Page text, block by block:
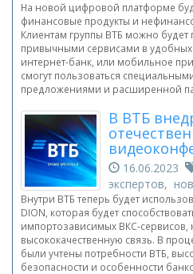
На новой цифровой платформе
финансовые продукты и
Клиентам группы ВТБ можно будет
привычными сервисами в удобных
интернет-банк, или мобильное
смогут пользоваться
предложениями и расширенной
В ВТБ
16.06.2023
экспертов,
Внутри ВТБ теперь будет
DION, которая будет
импортозависимых ВКС-сервисов,
высококачественную связь. В
были учтены потребности ВТБ,
безопасности и особенности